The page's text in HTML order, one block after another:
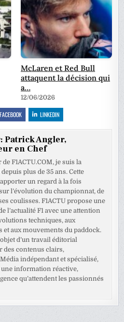
McLaren et Red Bull
attaquent la décision qui
a…
12/06/2026
FACEBOOK LINKEDIN
Patrick Angler,
en Chef
F1ACTU.COM, je suis la
plus de 35 ans. Cette
un regard à la fois
l’évolution du championnat, de
coulisses. F1ACTU propose une
l’actualité F1 avec une attention
techniques, aux
aux mouvements du paddock.
d’un travail éditorial
des contenus clairs,
indépendant et spécialisé,
une information réactive,
qu’attendent les passionnés